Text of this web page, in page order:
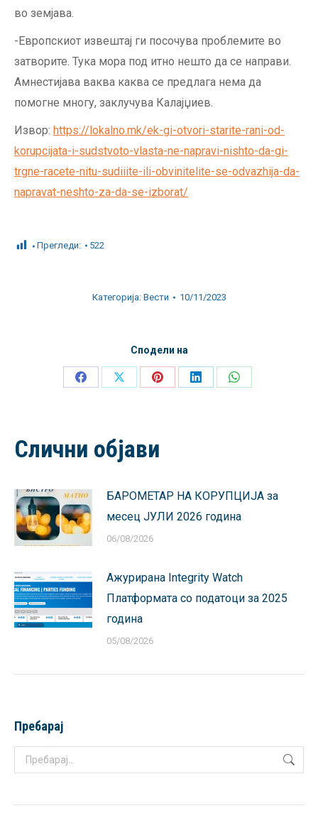
во земјава.
-Европскиот извештај ги посочува проблемите во
затворите. Тука мора под итно нешто да се направи.
Амнестијава ваква каква се предлага нема да
помогне многу, заклучува Калајџиев.
Извор: https://lokalno.mk/ek-gi-otvori-starite-rani-od-
korupcijata-i-sudstvoto-vlasta-ne-napravi-nishto-da-gi-
trgne-racete-nitu-sudiiite-ili-obvinitelite-se-odvazhija-da-
napravat-neshto-za-da-se-izborat/
Прегледи: 522
Категорија: Вести 10/11/2023
Сподели на
Share
Share
Share
Share
Share
Слични објави
БАРОМЕТАР НА КОРУПЦИЈА за
месец ЈУЛИ 2026 година
06/08/2026
Ажурирана Integrity Watch
Платформата со податоци за 2025
година
05/08/2026
Пребарај
Search: